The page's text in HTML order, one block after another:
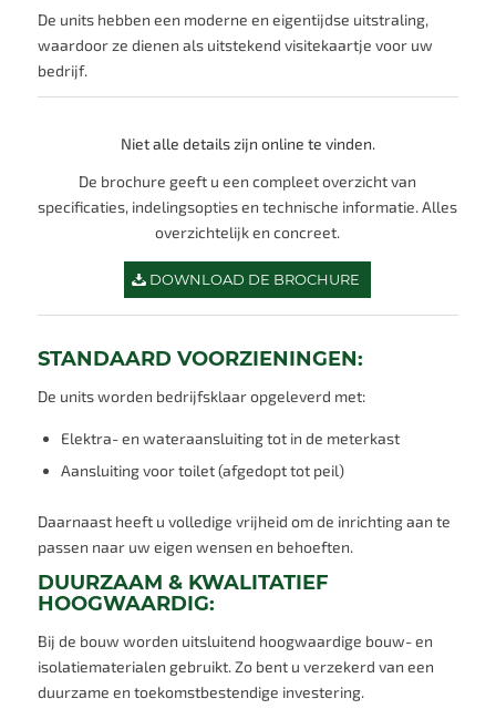
De units hebben een moderne en eigentijdse uitstraling,
waardoor ze dienen als uitstekend visitekaartje voor uw
bedrijf.
Niet alle details zijn online te vinden.
De brochure geeft u een compleet overzicht van
specificaties, indelingsopties en technische informatie. Alles
overzichtelijk en concreet.
DOWNLOAD DE BROCHURE
STANDAARD VOORZIENINGEN:
De units worden bedrijfsklaar opgeleverd met:
Elektra- en wateraansluiting tot in de meterkast
Aansluiting voor toilet (afgedopt tot peil)
Daarnaast heeft u volledige vrijheid om de inrichting aan te
passen naar uw eigen wensen en behoeften.
DUURZAAM & KWALITATIEF
HOOGWAARDIG:
Bij de bouw worden uitsluitend hoogwaardige bouw- en
isolatiematerialen gebruikt. Zo bent u verzekerd van een
duurzame en toekomstbestendige investering.